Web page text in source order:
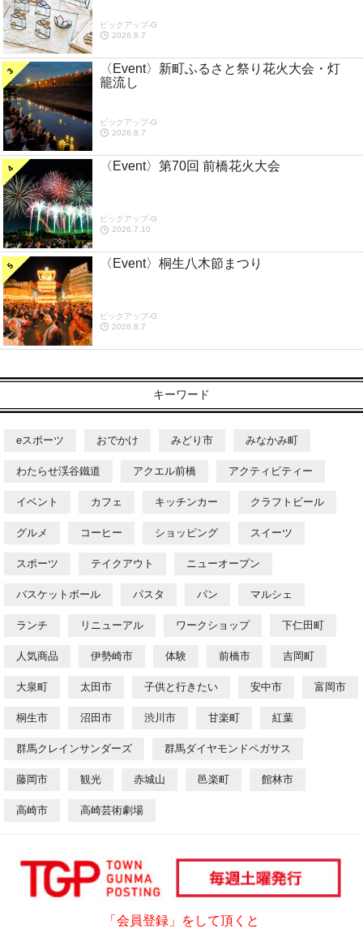
ピックアップ-G
2026.8.7
〈Event〉新町ふるさと祭り花火大会・灯
籠流し
ピックアップ-G
2026.8.7
〈Event〉第70回 前橋花火大会
ピックアップ-G
2026.7.10
〈Event〉桐生八木節まつり
ピックアップ-G
2026.8.7
キーワード
eスポーツ おでかけ みどり市 みなかみ町
わたらせ渓谷鐵道 アクエル前橋 アクティビティー
イベント カフェ キッチンカー クラフトビール
グルメ コーヒー ショッピング スイーツ
スポーツ テイクアウト ニューオープン
バスケットボール パスタ パン マルシェ
ランチ リニューアル ワークショップ 下仁田町
人気商品 伊勢崎市 体験 前橋市 吉岡町
大泉町 太田市 子供と行きたい 安中市 富岡市
桐生市 沼田市 渋川市 甘楽町 紅葉
群馬クレインサンダーズ 群馬ダイヤモンドペガサス
藤岡市 観光 赤城山 邑楽町 館林市
高崎市 高崎芸術劇場
「会員登録」をして頂くと